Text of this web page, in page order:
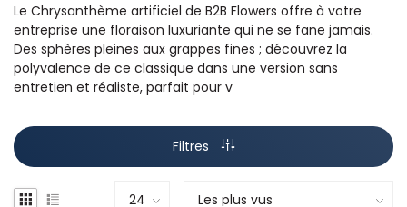
Le Chrysanthème artificiel de B2B Flowers offre à votre
entreprise une floraison luxuriante qui ne se fane jamais.
Des sphères pleines aux grappes fines ; découvrez la
polyvalence de ce classique dans une version sans
entretien et réaliste, parfait pour v
Filtres